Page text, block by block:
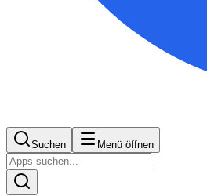
Suchen Menü öffnen